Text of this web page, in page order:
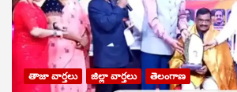
తాజా వార్తలు జిల్లా వార్తలు తెలంగాణ